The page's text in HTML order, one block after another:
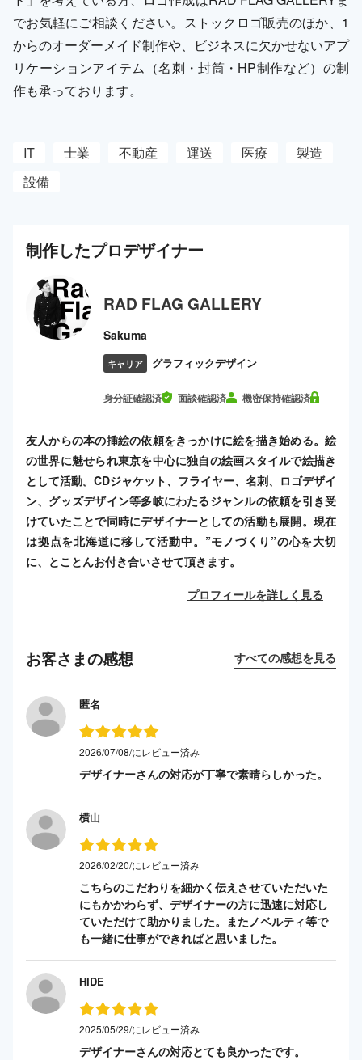
でお気軽にご相談ください。ストックロゴ販売のほか、1
からのオーダーメイド制作や、ビジネスに欠かせないアプ
リケーションアイテム（名刺・封筒・HP制作など）の制
作も承っております。
IT 士業 不動産 運送 医療
製造
設備
制作したプロデザイナー
RAD FLAG GALLERY
Sakuma
キャリア グラフィックデザイン
身分証確認済 面談確認済 機密保持確認済
友人からの本の挿絵の依頼をきっかけに絵を描き始める。絵
の世界に魅せられ東京を中心に独自の絵画スタイルで絵描き
として活動。CDジャケット、フライヤー、名刺、ロゴデザイ
ン、グッズデザイン等多岐にわたるジャンルの依頼を引き受
けていたことで同時にデザイナーとしての活動も展開。現在
は拠点を北海道に移して活動中。”モノづくり”の心を大切
に、とことんお付き合いさせて頂きます。
プロフィールを詳しく見る
お客さまの感想 すべての感想を見る
匿名
2026/07/08/にレビュー済み
デザイナーさんの対応が丁寧で素晴らしかった。
横山
2026/02/20/にレビュー済み
こちらのこだわりを細かく伝えさせていただいた
にもかかわらず、デザイナーの方に迅速に対応し
ていただけて助かりました。またノベルティ等で
も一緒に仕事ができればと思いました。
HIDE
2025/05/29/にレビュー済み
デザイナーさんの対応とても良かったです。